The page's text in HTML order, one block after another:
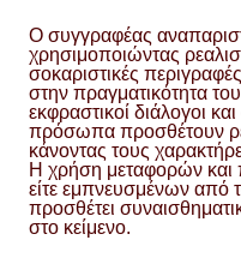
Ο συγγραφέας
χρησιμοποιώντας
σοκαριστικές
στην πραγματικότητα
εκφραστικοί διάλογοι
πρόσωπα προσθέτουν
κάνοντας τους
Η χρήση μεταφορών και
είτε εμπνευσμένων
προσθέτει
στο κείμενο.